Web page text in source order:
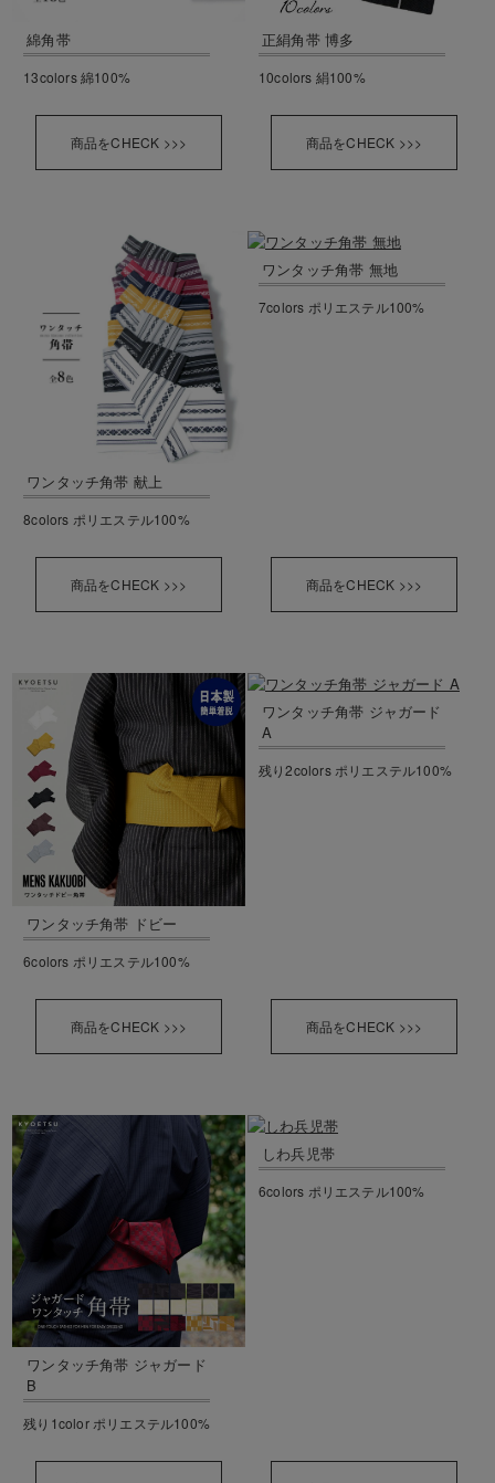
綿角帯
13colors 綿100%
商品をCHECK >>>
正絹角帯 博多
10colors 絹100%
商品をCHECK >>>
ワンタッチ角帯 献上
8colors ポリエステル100%
商品をCHECK >>>
ワンタッチ角帯 無地
7colors ポリエステル100%
商品をCHECK >>>
ワンタッチ角帯 ドビー
6colors ポリエステル100%
商品をCHECK >>>
ワンタッチ角帯 ジャガード
A
残り2colors ポリエステル100%
商品をCHECK >>>
ワンタッチ角帯 ジャガード
B
残り1color ポリエステル100%
しわ兵児帯
6colors ポリエステル100%